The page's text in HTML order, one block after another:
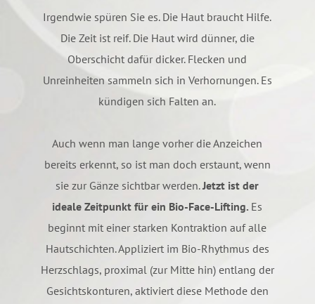
Irgendwie spüren Sie es. Die Haut braucht Hilfe.
Die Zeit ist reif. Die Haut wird dünner, die
Oberschicht dafür dicker. Flecken und
Unreinheiten sammeln sich in Verhornungen. Es
kündigen sich Falten an.
Auch wenn man lange vorher die Anzeichen
bereits erkennt, so ist man doch erstaunt, wenn
sie zur Gänze sichtbar werden.Jetzt ist der
ideale Zeitpunkt für ein Bio-Face-Lifting. Es
beginnt mit einer starken Kontraktion auf alle
Hautschichten. Appliziert im Bio-Rhythmus des
Herzschlags, proximal (zur Mitte hin) entlang der
Gesichtskonturen, aktiviert diese Methode den